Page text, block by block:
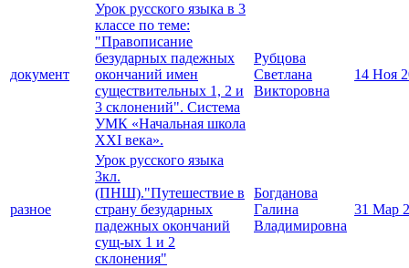
документ
Урок русского языка в 3
классе по теме:
"Правописание
безударных падежных
окончаний имен
существительных 1, 2 и
3 склонений". Система
УМК «Начальная школа
XXI века».
Рубцова
Светлана
Викторовна
14 Ноя
разное
Урок русского языка
3кл.
(ПНШ)."Путешествие в
страну безударных
падежных окончаний
сущ-ых 1 и 2
склонения"
Богданова
Галина
Владимировна
31 Мар